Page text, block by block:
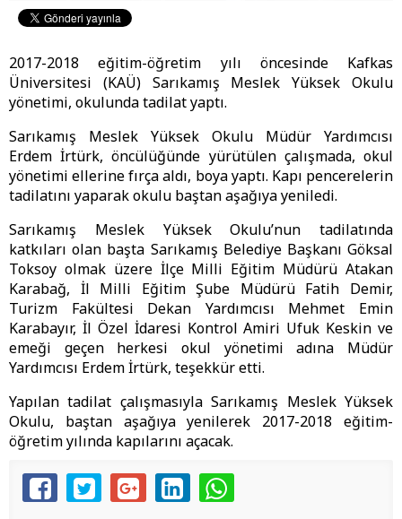
2017-2018 eğitim-öğretim yılı öncesinde Kafkas
Üniversitesi (KAÜ) Sarıkamış Meslek Yüksek Okulu
yönetimi, okulunda tadilat yaptı.
Sarıkamış Meslek Yüksek Okulu Müdür Yardımcısı
Erdem İrtürk, öncülüğünde yürütülen çalışmada, okul
yönetimi ellerine fırça aldı, boya yaptı. Kapı pencerelerin
tadilatını yaparak okulu baştan aşağıya yeniledi.
Sarıkamış Meslek Yüksek Okulu’nun tadilatında
katkıları olan başta Sarıkamış Belediye Başkanı Göksal
Toksoy olmak üzere İlçe Milli Eğitim Müdürü Atakan
Karabağ, İl Milli Eğitim Şube Müdürü Fatih Demir,
Turizm Fakültesi Dekan Yardımcısı Mehmet Emin
Karabayır, İl Özel İdaresi Kontrol Amiri Ufuk Keskin ve
emeği geçen herkesi okul yönetimi adına Müdür
Yardımcısı Erdem İrtürk, teşekkür etti.
Yapılan tadilat çalışmasıyla Sarıkamış Meslek Yüksek
Okulu, baştan aşağıya yenilerek 2017-2018 eğitim-
öğretim yılında kapılarını açacak.